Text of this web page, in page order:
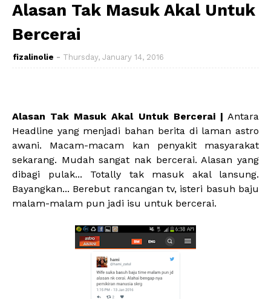
Alasan Tak Masuk Akal Untuk
Bercerai
fizalinolie Thursday, January 14, 2016
Alasan Tak Masuk Akal Untuk Bercerai | Antara
Headline yang menjadi bahan berita di laman astro
awani. Macam-macam kan penyakit masyarakat
sekarang. Mudah sangat nak bercerai. Alasan yang
dibagi pulak... Totally tak masuk akal lansung.
Bayangkan... Berebut rancangan tv, isteri basuh baju
malam-malam pun jadi isu untuk bercerai.